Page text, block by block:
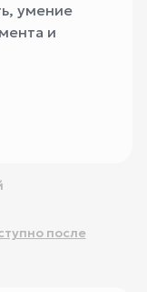
умение
и
после